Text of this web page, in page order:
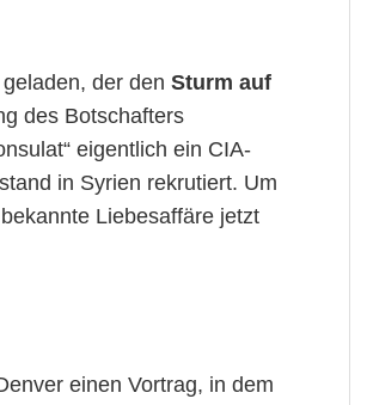
der den Sturm auf
des Botschafters
eigentlich ein CIA-
in Syrien rekrutiert. Um
Liebesaffäre jetzt
einen Vortrag, in dem